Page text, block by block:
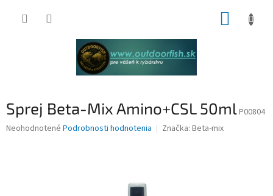
Sprej Beta-Mix Amino+CSL 50mlP00804
Priemerné
Neohodnotené Podrobnosti hodnotenia Značka: Beta-mix